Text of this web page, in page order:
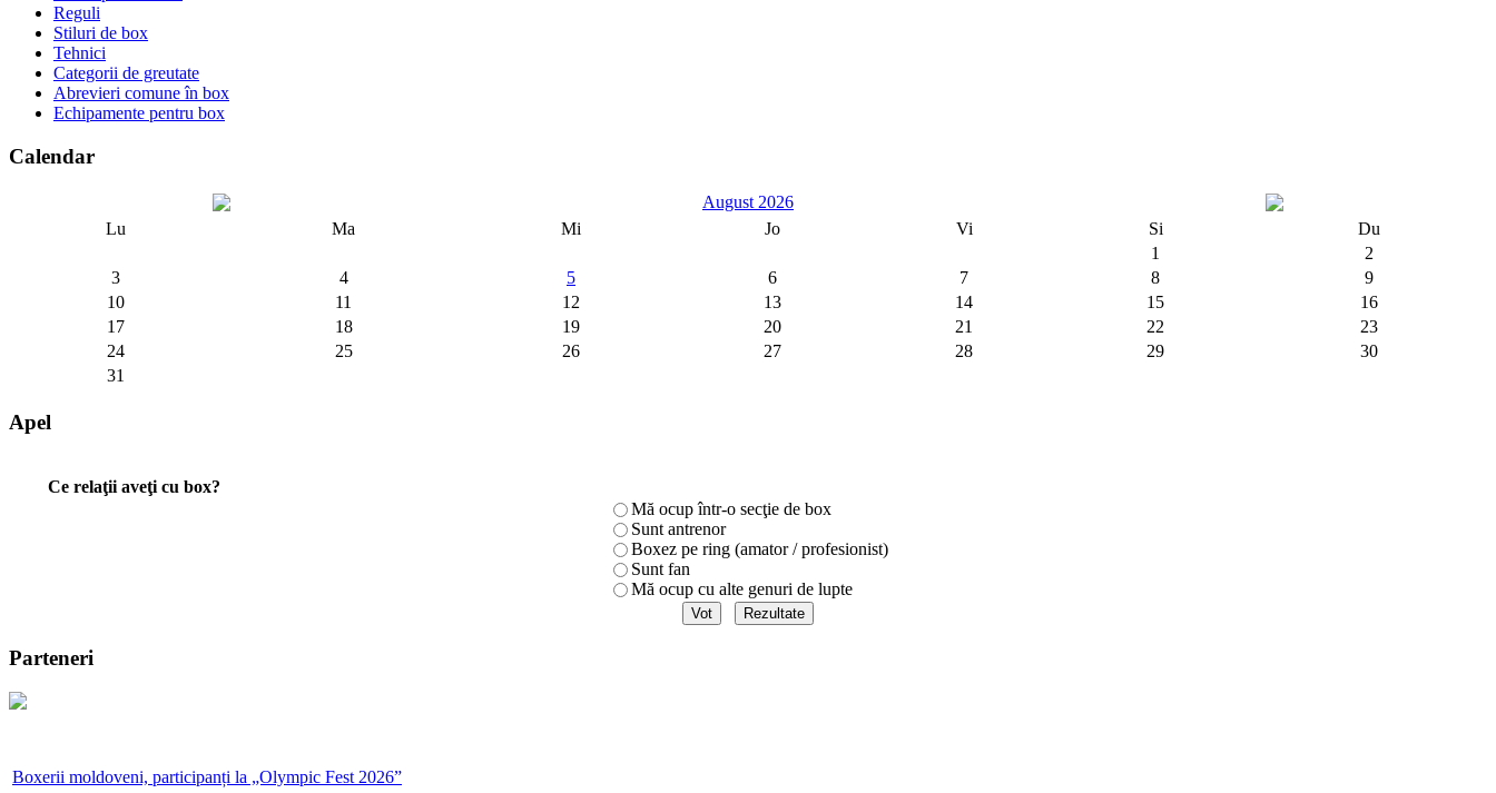
Reguli
Stiluri de box
Tehnici
Categorii de greutate
Abrevieri comune în box
Echipamente pentru box
Calendar
August 2026
Lu
Ma Mi Jo Vi Si
Du
1
2
3
4 5 6 7 8
9
10
11 12 13 14 15
16
17
18 19 20 21 22
23
24
25 26 27 28 29
30
31
Apel
Ce relaţii aveţi cu box?
Mă ocup într-o secţie de box
Sunt antrenor
Boxez pe ring (amator / profesionist)
Sunt fan
Mă ocup cu alte genuri de lupte
Parteneri
Boxerii moldoveni, participanți la „Olympic Fest 2026”